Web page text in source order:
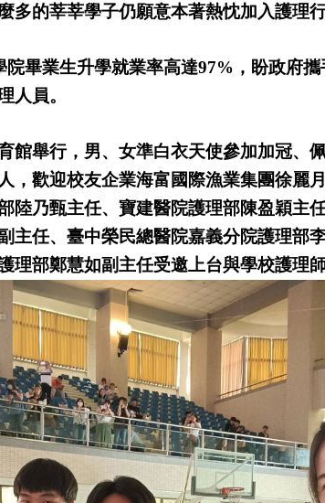
多的莘莘學子仍願意本著熱忱加入護理
畢業生升學就業率高達97%，盼政府
人員。
館舉行，男、女準白衣天使參加加冠、
，歡迎校友企業海富國際漁業集團徐麗
陸乃甄主任、寶建醫院護理部陳盈穎主
主任、臺中榮民總醫院嘉義分院護理部
理部鄭慧如副主任受邀上台與學校護理